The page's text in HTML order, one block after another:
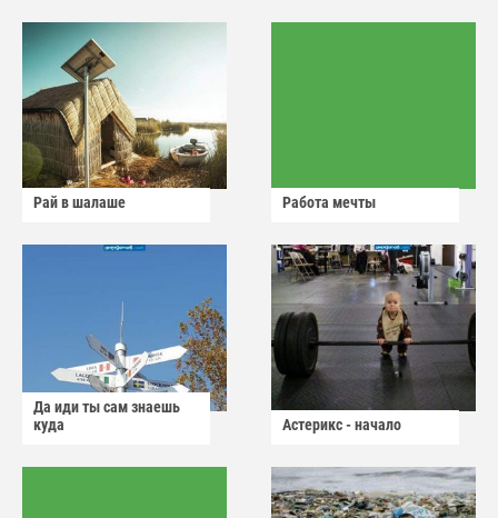
Рай в шалаше Работа мечты
Да иди ты сам знаешь
куда
Астерикс - начало